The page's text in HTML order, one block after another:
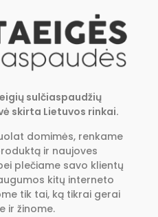
sulčiaspaudžių
skirta Lietuvos rinkai.
domimės, renkame
ir naujoves
plečiame savo klientų
kitų interneto
tik tai, ką tikrai gerai
ir žinome.